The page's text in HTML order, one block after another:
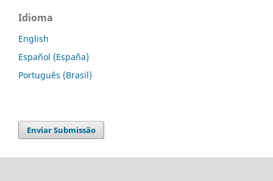
Idioma
English
Español (España)
Português (Brasil)
Enviar Submissão